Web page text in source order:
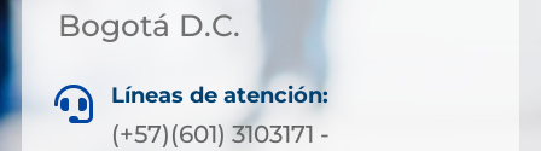
Bogotá D.C.
 Líneas de atención:
(+57)(601) 3103171 -